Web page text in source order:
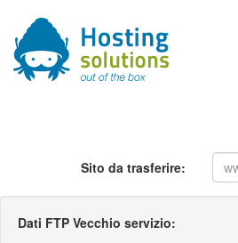
Sito da trasferire:
Dati FTP Vecchio servizio: